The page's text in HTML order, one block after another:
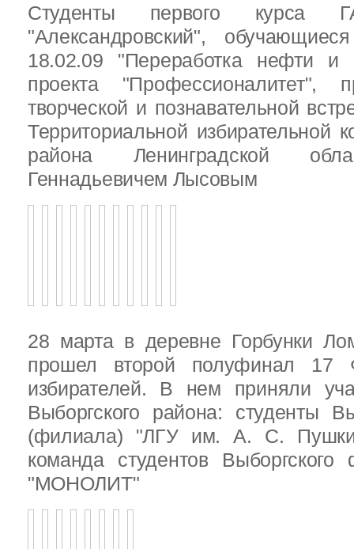
Студенты первого
"Александровский",
18.02.09 "Переработка нефти и
проекта "Профессионалитет",
творческой и познавательной
Территориальной избирательной
района Ленинградской
Геннадьевичем Лысовым
28 марта в деревне Горбунки
прошел второй полуфинал 17
избирателей. В нем приняли
Выборгского района: студенты
(филиала) "ЛГУ им. А. С.
команда студентов
"МОНОЛИТ"